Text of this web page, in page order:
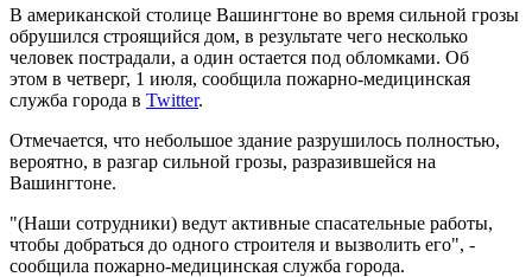
В американской столице Вашингтоне во время сильной грозы
обрушился строящийся дом, в результате чего несколько
человек пострадали, а один остается под обломками. Об
этом в четверг, 1 июля, сообщила пожарно-медицинская
служба города в Twitter.
Отмечается, что небольшое здание разрушилось полностью,
вероятно, в разгар сильной грозы, разразившейся на
Вашингтоне.
"(Наши сотрудники) ведут активные спасательные работы,
чтобы добраться до одного строителя и вызволить его", -
сообщила пожарно-медицинская служба города.